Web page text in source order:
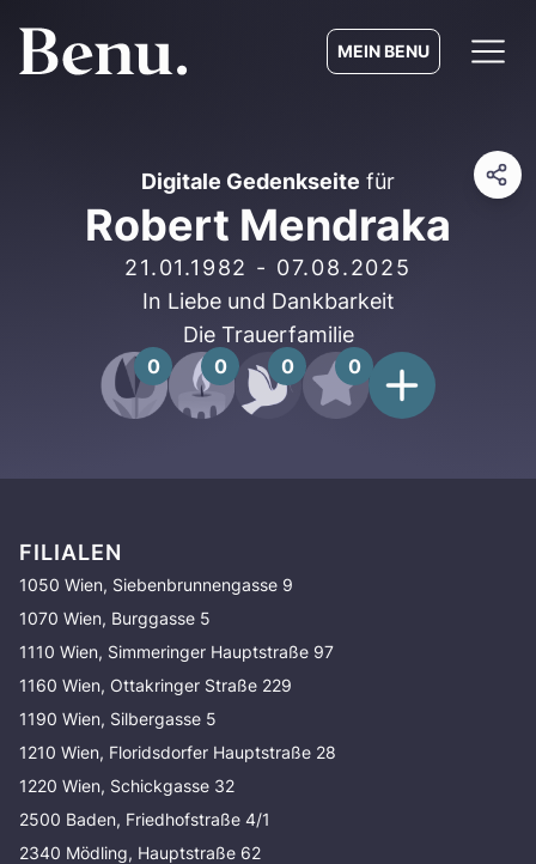
MEIN BENU
Digitale Gedenkseite für
Robert Mendraka
21.01.1982 - 07.08.2025
In Liebe und Dankbarkeit
Die Trauerfamilie
0 0 0 0
FILIALEN
1050 Wien, Siebenbrunnengasse 9
1070 Wien, Burggasse 5
1110 Wien, Simmeringer Hauptstraße 97
1160 Wien, Ottakringer Straße 229
1190 Wien, Silbergasse 5
1210 Wien, Floridsdorfer Hauptstraße 28
1220 Wien, Schickgasse 32
2500 Baden, Friedhofstraße 4/1
2340 Mödling, Hauptstraße 62